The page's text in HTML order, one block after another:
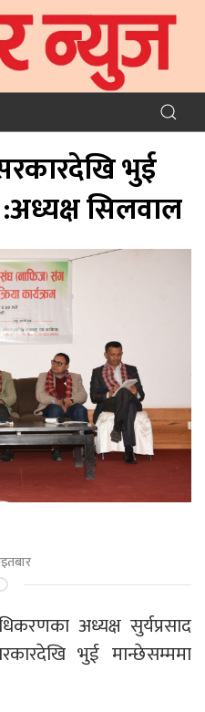
भुई
:अध्यक्ष सिलवाल
अध्यक्ष सुर्यप्रसाद
भुई मान्छेसम्ममा